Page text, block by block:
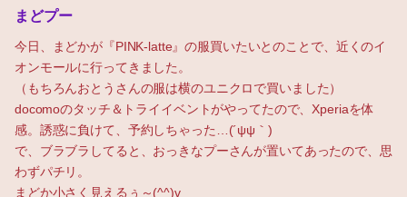
まどプー
今日、まどかが『PINK-latte』の服買いたいとのことで、近くのイ
オンモールに行ってきました。
（もちろんおとうさんの服は横のユニクロで買いました）
docomoのタッチ＆トライイベントがやってたので、Xperiaを体
感。誘惑に負けて、予約しちゃった…(´ψψ｀)
で、ブラブラしてると、おっきなプーさんが置いてあったので、思
わずパチリ。
まどか小さく見えるぅ～(^^)v